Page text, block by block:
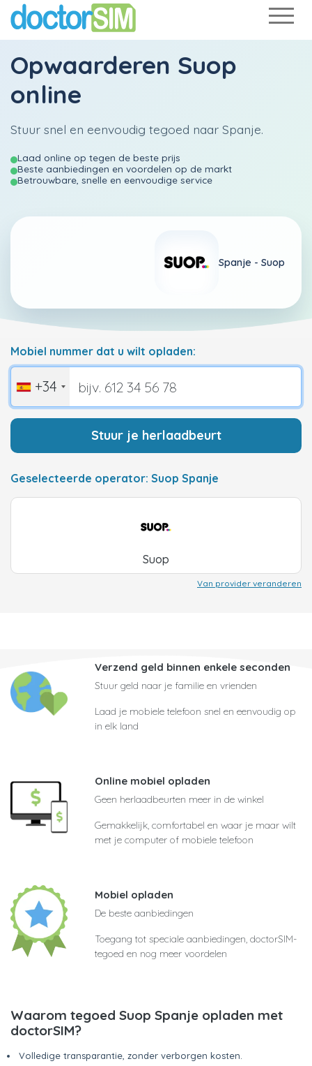
Opwaarderen Suop
online
Stuur snel en eenvoudig tegoed naar Spanje.
Laad online op tegen de beste prijs
Beste aanbiedingen en voordelen op de markt
Betrouwbare, snelle en eenvoudige service
Spanje - Suop
Mobiel nummer dat u wilt opladen:
+34
Stuur je herlaadbeurt
Geselecteerde operator: Suop Spanje
Suop
Van provider veranderen
Verzend geld binnen enkele seconden
Stuur geld naar je familie en vrienden
Laad je mobiele telefoon snel en eenvoudig op
in elk land
Online mobiel opladen
Geen herlaadbeurten meer in de winkel
Gemakkelijk, comfortabel en waar je maar wilt
met je computer of mobiele telefoon
Mobiel opladen
De beste aanbiedingen
Toegang tot speciale aanbiedingen, doctorSIM-
tegoed en nog meer voordelen
Waarom tegoed Suop Spanje opladen met
doctorSIM?
Volledige transparantie, zonder verborgen kosten.